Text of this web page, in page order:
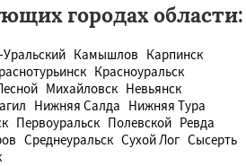
городах области:
Камышлов Карпинск
Красноуральск
Михайловск Невьянск
Нижняя Салда Нижняя Тура
Первоуральск Полевской Ревда
Среднеуральск Сухой Лог Сысерть